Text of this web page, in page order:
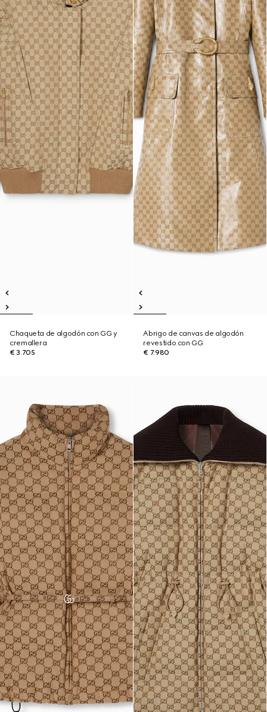
Chaqueta de algodón con GG y
cremallera
€ 3.705
Abrigo de canvas de algodón
revestido con GG
€ 7.980